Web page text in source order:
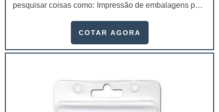
pesquisar coisas como: Impressão de embalagens para
um investimento necessário para quem está no
extremamente competitivo, assim, as embalagens
COTAR AGORA